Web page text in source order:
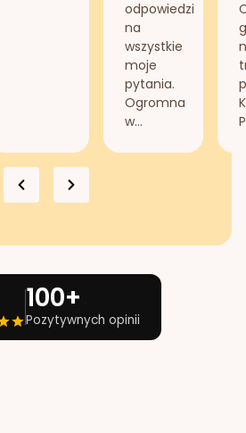
odpowiedzi
na
wszystkie
moje
pytania.
Ogromna
w...
100+
Pozytywnych opinii